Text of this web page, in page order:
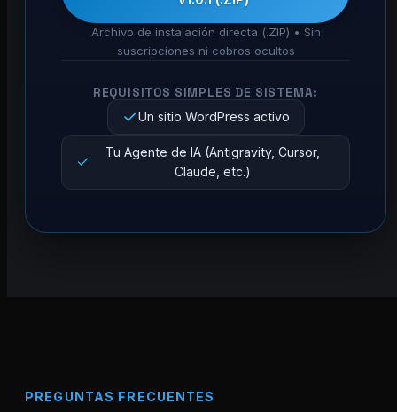
Archivo de instalación directa (.ZIP) • Sin
suscripciones ni cobros ocultos
REQUISITOS SIMPLES DE SISTEMA:
Un sitio WordPress activo
Tu Agente de IA (Antigravity, Cursor,
Claude, etc.)
PREGUNTAS FRECUENTES